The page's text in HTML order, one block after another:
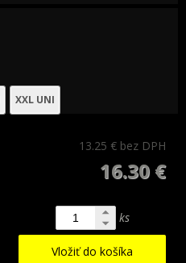
XXL UNI
13.25 € bez DPH
16.30 €
ks
Vložiť do košíka